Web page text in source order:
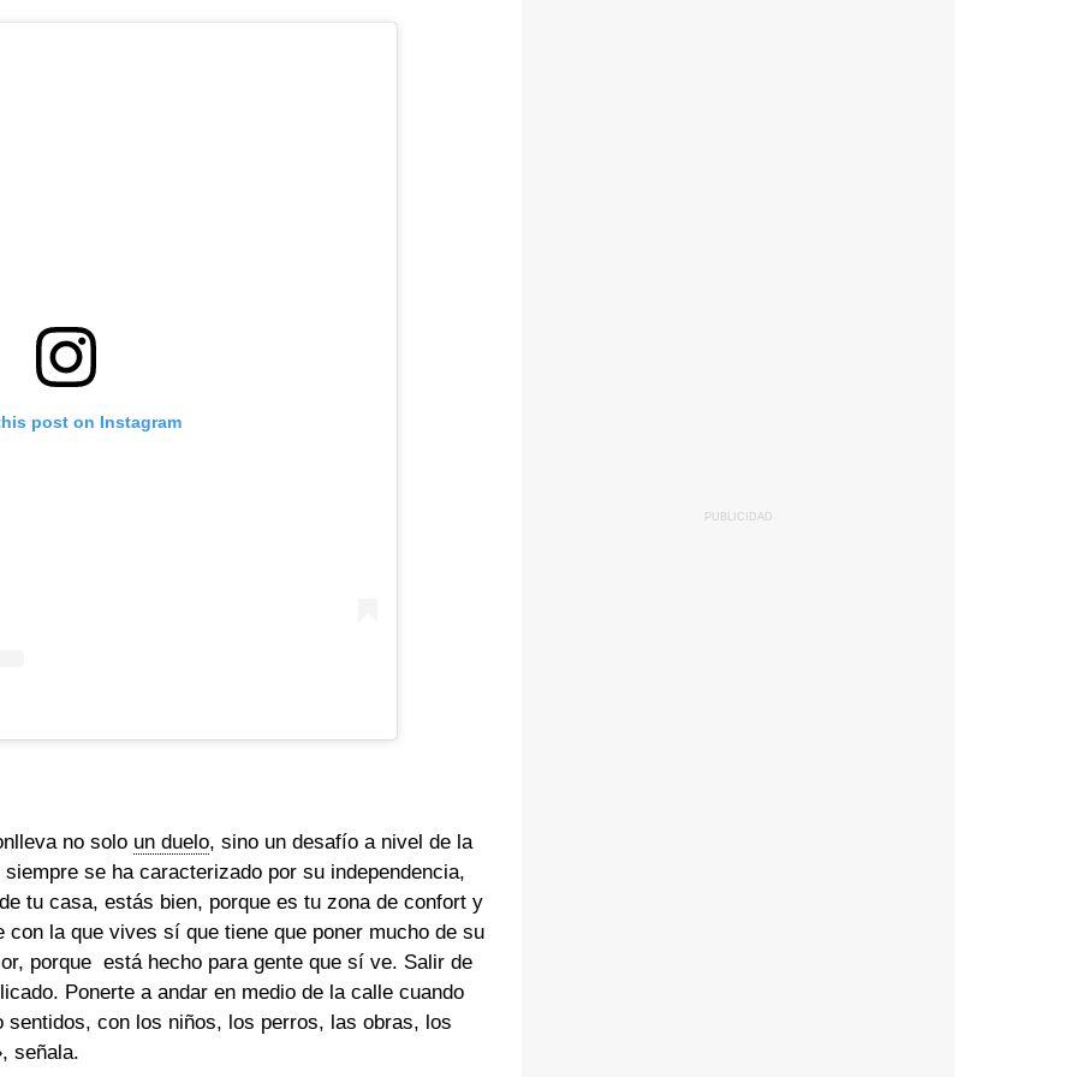
post on Instagram
no solo un duelo, sino un desafío a nivel de la
se ha caracterizado por su independencia,
tu casa, estás bien, porque es tu zona de confort y
la que vives sí que tiene que poner mucho de su
porque está hecho para gente que sí ve. Salir de
Ponerte a andar en medio de la calle cuando
con los niños, los perros, las obras, los
señala.